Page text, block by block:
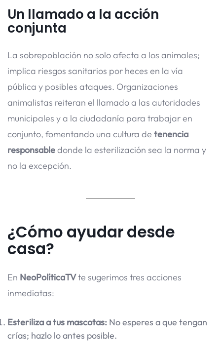
Un llamado a la acción
conjunta
La sobrepoblación no solo afecta a los animales;
implica riesgos sanitarios por heces en la vía
pública y posibles ataques. Organizaciones
animalistas reiteran el llamado a las autoridades
municipales y a la ciudadanía para trabajar en
conjunto, fomentando una cultura de tenencia
responsabledonde la esterilización sea la norma y
no la excepción.
¿Cómo ayudar desde
casa?
En NeoPolíticaTVte sugerimos tres acciones
inmediatas:
Esteriliza a tus mascotas: No esperes a que tengan
crías; hazlo lo antes posible.